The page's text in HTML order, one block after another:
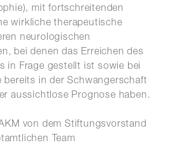
mit fortschreitenden
wirkliche therapeutische
neurologischen
bei denen das Erreichen des
in Frage gestellt ist sowie bei
bereits in der Schwangerschaft
aussichtlose Prognose haben.
von dem Stiftungsvorstand
Team